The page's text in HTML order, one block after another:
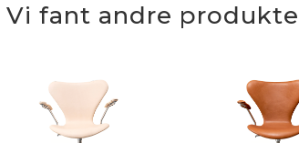
Vi fant andre